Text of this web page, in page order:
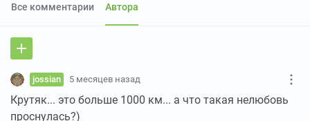
Все комментарии Автора
jossian 5 месяцев назад
Крутяк... это больше 1000 км... а что такая нелюбовь
проснулась?)